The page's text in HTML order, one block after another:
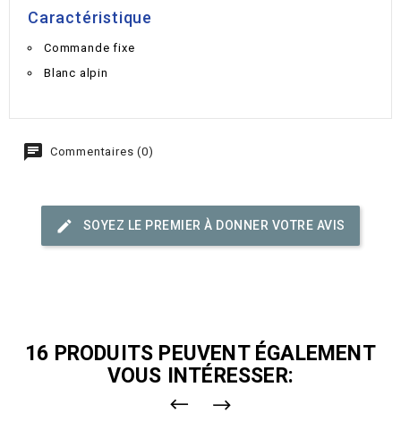
Caractéristique
Commande fixe
Blanc alpin
Commentaires (0)
SOYEZ LE PREMIER À DONNER VOTRE AVIS
16 PRODUITS PEUVENT ÉGALEMENT
VOUS INTÉRESSER: